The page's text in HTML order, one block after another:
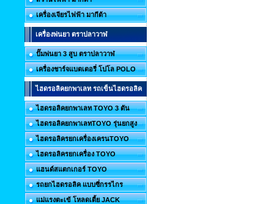
เครื่องเจียรไฟฟ้า มากีต้า
เครื่องพ่นยา ตราปลาวาฬ
ปั๊มพ่นยา 3 สูบ ตราปลาวาฬ
เครื่องชาร์จแบตเตอรี่ โปโล POLO
ไฮดรอลิคยกพาเลท รถเข็นไฮดรอลิค
ไฮดรอลิคยกพาเลท TOYO 3 ตัน
ไฮดรอลิคยกพาเลทTOYO รุ่นยกสูง
ไฮดรอลิครยกเครื่องเครนTOYO
ไฮดรอลิครยกเครื่อง TOYO
แฮนด์สแตกเกอร์ TOYO
รถยกไฮดรอลิค แบบซี่กรรไกร
แม่แรงตะเข้ โหลดเตี้ย JACK